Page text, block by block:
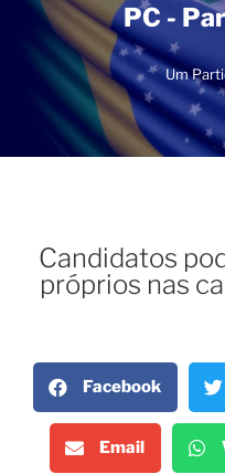
PC -
Um
Candidatos
próprios nas
Facebook
Email